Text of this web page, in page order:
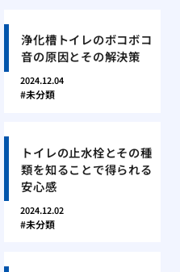
浄化槽トイレのボコボコ
音の原因とその解決策
2024.12.04
未分類
トイレの止水栓とその種
類を知ることで得られる
安心感
2024.12.02
未分類